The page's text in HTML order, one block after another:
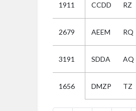
1911 CCDD RZ
2679 AEEM RQ
3191 SDDA AQ
1656 DMZP TZ